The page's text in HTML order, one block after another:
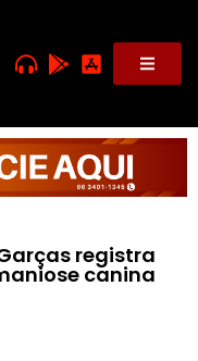
registra
canina